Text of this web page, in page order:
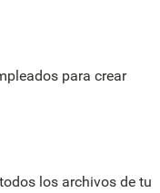
para crear
los archivos de tu